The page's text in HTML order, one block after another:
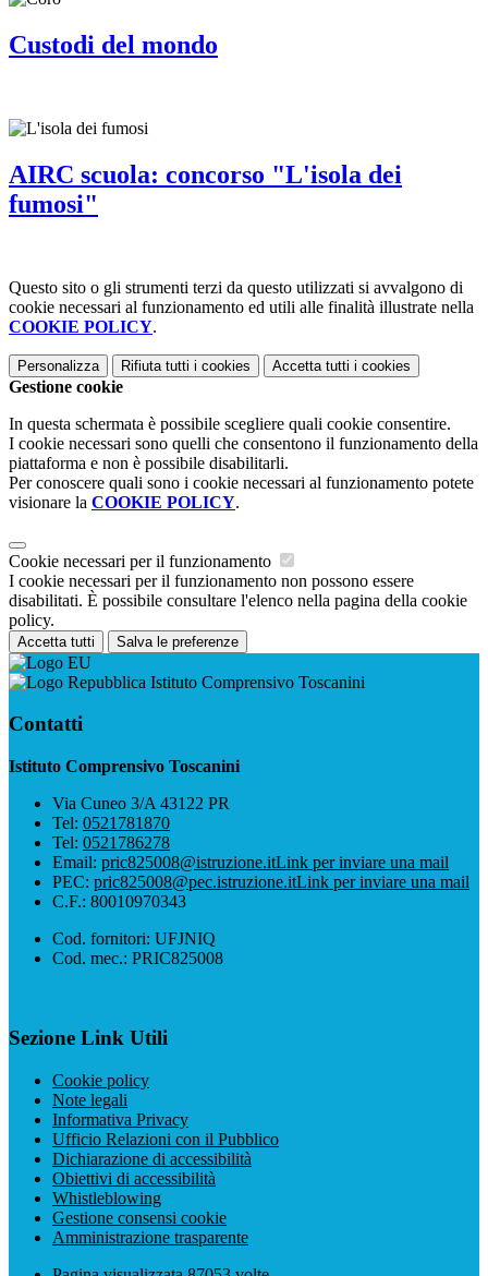
Custodi del mondo
AIRC scuola: concorso "L'isola dei
fumosi"
Questo sito o gli strumenti terzi da questo utilizzati si avvalgono di
cookie necessari al funzionamento ed utili alle finalità illustrate nella
COOKIE POLICY.
Personalizza Rifiuta tutti i cookies Accetta tutti i cookies
Gestione cookie
In questa schermata è possibile scegliere quali cookie consentire.
I cookie necessari sono quelli che consentono il funzionamento della
piattaforma e non è possibile disabilitarli.
Per conoscere quali sono i cookie necessari al funzionamento potete
visionare la COOKIE POLICY.
Cookie necessari per il funzionamento
I cookie necessari per il funzionamento non possono essere
disabilitati. È possibile consultare l'elenco nella pagina della cookie
policy.
Accetta tutti Salva le preferenze
Istituto Comprensivo Toscanini
Contatti
Istituto Comprensivo Toscanini
Via Cuneo 3/A 43122 PR
Tel: 0521781870
Tel: 0521786278
Email: pric825008@istruzione.itLink per inviare una mail
PEC: pric825008@pec.istruzione.itLink per inviare una mail
C.F.: 80010970343
Cod. fornitori: UFJNIQ
Cod. mec.: PRIC825008
Sezione Link Utili
Cookie policy
Note legali
Informativa Privacy
Ufficio Relazioni con il Pubblico
Dichiarazione di accessibilità
Obiettivi di accessibilità
Whistleblowing
Gestione consensi cookie
Amministrazione trasparente